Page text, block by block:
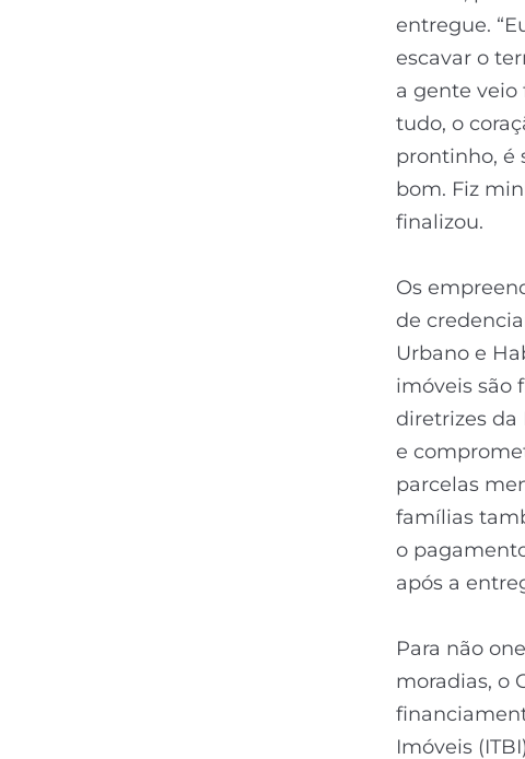
entregue.
escavar o
a gente veio
tudo, o
prontinho, é
bom. Fiz
finalizou.
Os
de
Urbano e
imóveis são
diretrizes da
e
parcelas
famílias
o
após a
Para não
moradias, o
Imóveis